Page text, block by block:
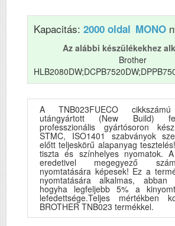
Kapacitás: 2000 oldal MONO
Az alábbi készülékekhez
Brother
A TNB023FUECO cikkszámú
utángyártott (New Build)
professzionális gyártósoron
STMC, ISO1401 szabványok
előtt teljeskörű alapanyag
tiszta és színhelyes nyomatok.
eredetivel megegyező
nyomtatására képesek! Ez a
nyomtatására alkalmas,
hogyha legfeljebb 5% a
lefedettsége.Teljes mértékben
BROTHER TNB023 termékkel.